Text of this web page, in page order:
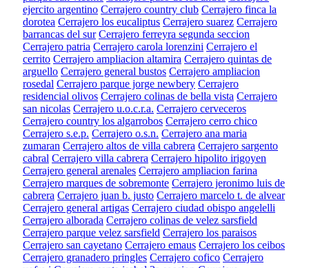
ejercito argentino Cerrajero country club Cerrajero finca la
dorotea Cerrajero los eucaliptus Cerrajero suarez Cerrajero
barrancas del sur Cerrajero ferreyra segunda seccion
Cerrajero patria Cerrajero carola lorenzini Cerrajero el
cerrito Cerrajero ampliacion altamira Cerrajero quintas de
arguello Cerrajero general bustos Cerrajero ampliacion
rosedal Cerrajero parque jorge newbery Cerrajero
residencial olivos Cerrajero colinas de bella vista Cerrajero
san nicolas Cerrajero u.o.c.r.a. Cerrajero cerveceros
Cerrajero country los algarrobos Cerrajero cerro chico
Cerrajero s.e.p. Cerrajero o.s.n. Cerrajero ana maria
zumaran Cerrajero altos de villa cabrera Cerrajero sargento
cabral Cerrajero villa cabrera Cerrajero hipolito irigoyen
Cerrajero general arenales Cerrajero ampliacion farina
Cerrajero marques de sobremonte Cerrajero jeronimo luis de
cabrera Cerrajero juan b. justo Cerrajero marcelo t. de alvear
Cerrajero general artigas Cerrajero ciudad obispo angelelli
Cerrajero alborada Cerrajero colinas de velez sarsfield
Cerrajero parque velez sarsfield Cerrajero los paraisos
Cerrajero san cayetano Cerrajero emaus Cerrajero los ceibos
Cerrajero granadero pringles Cerrajero cofico Cerrajero